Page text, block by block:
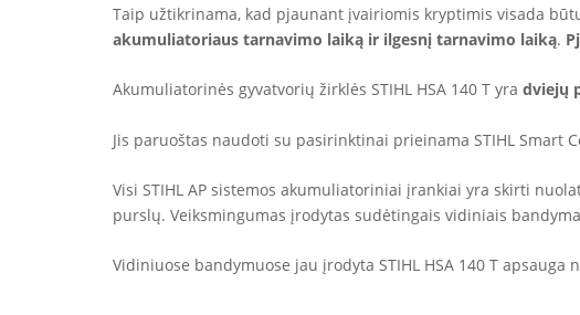
Taip užtikrinama, kad pjaunant įvairiomis kryptimis visada
akumuliatoriaus tarnavimo laiką ir ilgesnį tarnavimo laiką. P
Akumuliatorinės gyvatvorių žirklės STIHL HSA 140 T yra dviejų
Jis paruoštas naudoti su pasirinktinai prieinama STIHL Smart
Visi STIHL AP sistemos akumuliatoriniai įrankiai yra skirti
purslų. Veiksmingumas įrodytas sudėtingais vidiniais
Vidiniuose bandymuose jau įrodyta STIHL HSA 140 T